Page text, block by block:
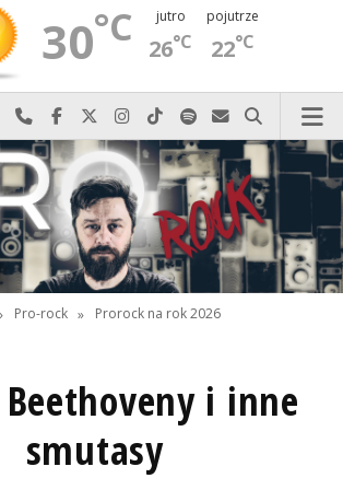
30°C jutro
26°C
pojutrze
22°C
Najlepiej po prostu do nas zadzwoń
Odwiedź nas na Facebook-u
Odwiedź nas na X
Odwiedź nas na Instagram-ie
Odwiedź nas na TikTok-u
Szukaj nas na Spotify
Wyślij do nas
Szukaj
Pro-rock » Prorock na rok 2026
i inne
smutasy